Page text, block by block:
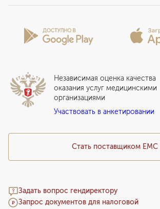
Лицензии и сертификаты
Сотрудничество
Вакцинация
Стационар
Прайс-лист
Подарочный сертификат EMC
Медицинский туризм
Вопросы и ответы
Статьи
Программы привилегий
Стать поставщиком ЕМС
Задать вопрос гендиректору
Запрос документов для налоговой
Независимая оценка качества
оказания услуг медицинскими
организациями
Участвовать в анкетировании